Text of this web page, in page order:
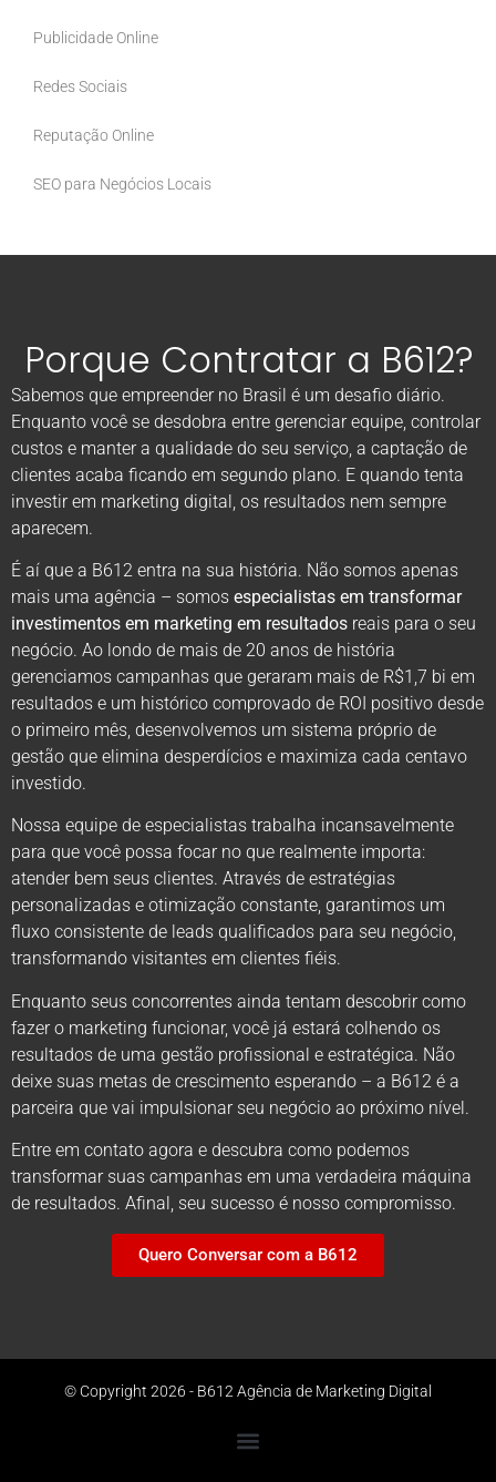
Publicidade Online
Redes Sociais
Reputação Online
SEO para Negócios Locais
Porque Contratar a B612?
Sabemos que empreender no Brasil é um desafio diário.
Enquanto você se desdobra entre gerenciar equipe, controlar
custos e manter a qualidade do seu serviço, a captação de
clientes acaba ficando em segundo plano. E quando tenta
investir em marketing digital, os resultados nem sempre
aparecem.
É aí que a B612 entra na sua história. Não somos apenas
mais uma agência – somos especialistas em transformar
investimentos em marketing em resultados reais para o seu
negócio. Ao londo de mais de 20 anos de história
gerenciamos campanhas que geraram mais de R$1,7 bi em
resultados e um histórico comprovado de ROI positivo desde
o primeiro mês, desenvolvemos um sistema próprio de
gestão que elimina desperdícios e maximiza cada centavo
investido.
Nossa equipe de especialistas trabalha incansavelmente
para que você possa focar no que realmente importa:
atender bem seus clientes. Através de estratégias
personalizadas e otimização constante, garantimos um
fluxo consistente de leads qualificados para seu negócio,
transformando visitantes em clientes fiéis.
Enquanto seus concorrentes ainda tentam descobrir como
fazer o marketing funcionar, você já estará colhendo os
resultados de uma gestão profissional e estratégica. Não
deixe suas metas de crescimento esperando – a B612 é a
parceira que vai impulsionar seu negócio ao próximo nível.
Entre em contato agora e descubra como podemos
transformar suas campanhas em uma verdadeira máquina
de resultados. Afinal, seu sucesso é nosso compromisso.
Quero Conversar com a B612
© Copyright 2026 - B612 Agência de Marketing Digital